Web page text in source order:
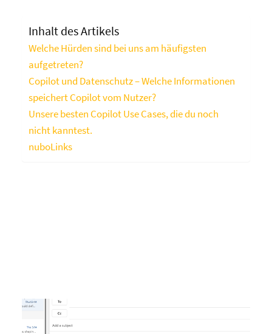
Inhalt des Artikels
Welche Hürden sind bei uns am häufigsten
aufgetreten?
Copilot und Datenschutz – Welche Informationen
speichert Copilot vom Nutzer?
Unsere besten Copilot Use Cases, die du noch
nicht kanntest.
nuboLinks